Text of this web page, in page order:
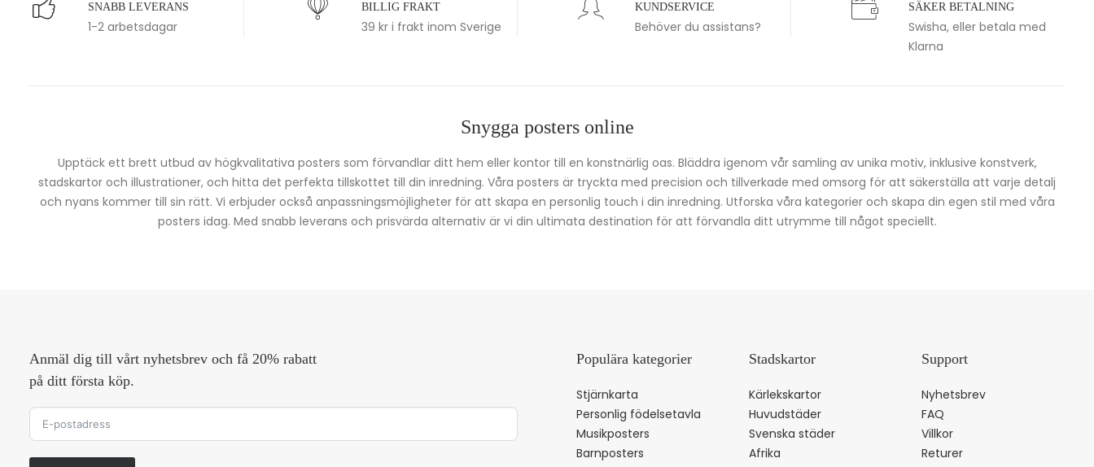
SNABB LEVERANS
1-2 arbetsdagar
BILLIG FRAKT
39 kr i frakt inom Sverige
KUNDSERVICE
Behöver du assistans?
SÄKER BETALNING
Swisha, eller betala med
Klarna
Snygga posters online
Upptäck ett brett utbud av högkvalitativa posters som förvandlar ditt hem eller kontor till en konstnärlig oas. Bläddra igenom vår samling av unika motiv, inklusive konstverk,
stadskartor och illustrationer, och hitta det perfekta tillskottet till din inredning. Våra posters är tryckta med precision och tillverkade med omsorg för att säkerställa att varje detalj
och nyans kommer till sin rätt. Vi erbjuder också anpassningsmöjligheter för att skapa en personlig touch i din inredning. Utforska våra kategorier och skapa din egen stil med våra
posters idag. Med snabb leverans och prisvärda alternativ är vi din ultimata destination för att förvandla ditt utrymme till något speciellt.
Anmäl dig till vårt nyhetsbrev och få 20% rabatt
på ditt första köp.
Populära kategorier
Stjärnkarta
Personlig födelsetavla
Musikposters
Barnposters
Stadskartor
Kärlekskartor
Huvudstäder
Svenska städer
Afrika
Support
Nyhetsbrev
FAQ
Villkor
Returer